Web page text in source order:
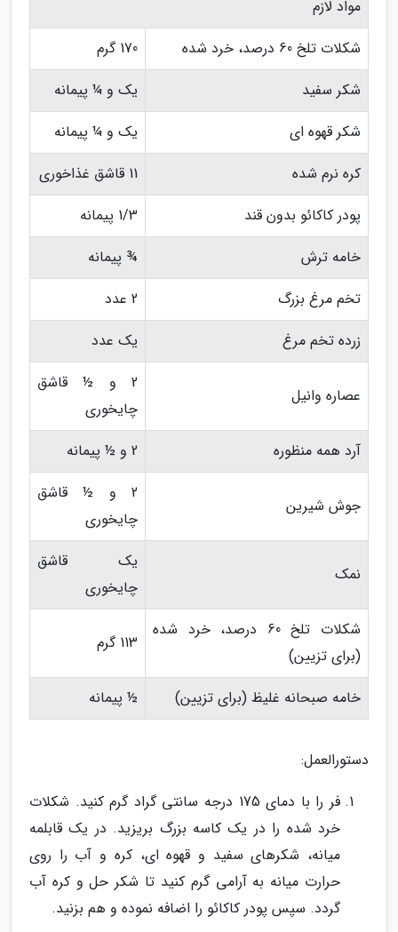
مواد لازم
شکلات تلخ 60 درصد، خرد شده
170 گرم
شکر سفید
یک و ¼ پیمانه
شکر قهوه ای
یک و ¼ پیمانه
کره نرم شده
11 قاشق غذاخوری
پودر کاکائو بدون قند
1/3 پیمانه
خامه ترش
¾ پیمانه
تخم مرغ بزرگ
2 عدد
زرده تخم مرغ
یک عدد
عصاره وانیل
2 و ½ قاشق
چایخوری
آرد همه منظوره
2 و ½ پیمانه
جوش شیرین
2 و ½ قاشق
چایخوری
نمک
یک قاشق
چایخوری
شکلات تلخ 60 درصد، خرد شده
(برای تزیین)
113 گرم
خامه صبحانه غلیظ (برای تزیین) ½ پیمانه
دستورالعمل:
فر را با دمای 175 درجه سانتی گراد گرم کنید. شکلات
خرد شده را در یک کاسه بزرگ بریزید. در یک قابلمه
میانه، شکرهای سفید و قهوه ای، کره و آب را روی
حرارت میانه به آرامی گرم کنید تا شکر حل و کره آب
گردد. سپس پودر کاکائو را اضافه نموده و هم بزنید.